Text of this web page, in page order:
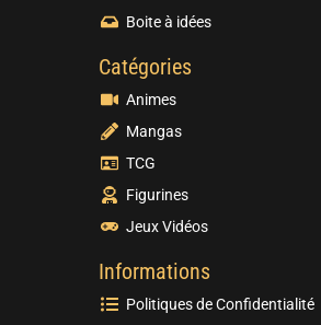
Boite à idées
Catégories
Animes
Mangas
TCG
Figurines
Jeux Vidéos
Informations
Politiques de Confidentialité